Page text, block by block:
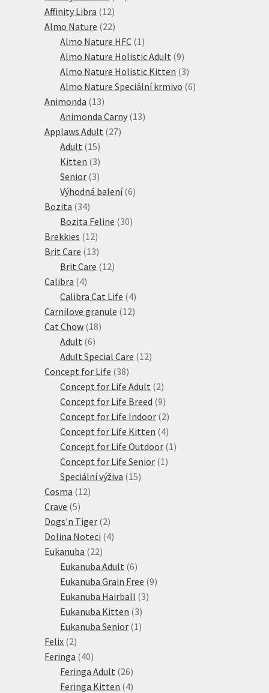
Affinity Libra 1212
produktů
Almo Nature 2222
produktů
Almo Nature HFC 1 1
produkt
Almo Nature Holistic Adult 99
produktů
Almo Nature Holistic Kitten 33
produkty
Almo Nature Speciální krmivo 66
Animonda 1313
produktů
Animonda Carny 1313
Applaws Adult 2727
Adult 1515
produktů
Kitten 33
produkty
Senior 33
produkty
Výhodná balení 66
Bozita 3434
produktů
Bozita Feline 3030
Brekkies 1212
produktů
Brit Care 1313
produktů
Brit Care 1212
Calibra 44
produkty
Calibra Cat Life 44
produkty
Carnilove granule 1212
Cat Chow 1818
Adult 66
produktů
Adult Special Care 1212
Concept for Life 3838
produktů
Concept for Life Adult 22
produkty
Concept for Life Breed 99
produktů
Concept for Life Indoor 22
produkty
Concept for Life Kitten 44
produkty
Concept for Life Outdoor 1 1
Concept for Life Senior 1 1
Speciální výživa 1515
Cosma 1212
Crave 55
produktů
Dogs'n Tiger 22
produkty
Dolina Noteci 44
Eukanuba 2222
produktů
Eukanuba Adult 66
produktů
Eukanuba Grain Free 99
Eukanuba Hairball 33
Eukanuba Kitten 33
produkty
Eukanuba Senior 1 1
Felix 22
produkty
Feringa 4040
produktů
Feringa Adult 2626
produktů
Feringa Kitten 44